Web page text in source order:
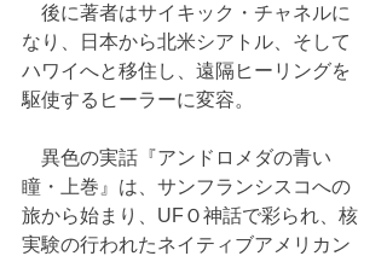
後に著者はサイキック・チャネルに
なり、日本から北米シアトル、そして
ハワイへと移住し、遠隔ヒーリングを
駆使するヒーラーに変容。
異色の実話『アンドロメダの青い
瞳・上巻』は、サンフランシスコへの
旅から始まり、UFＯ神話で彩られ、核
実験の行われたネイティブアメリカン